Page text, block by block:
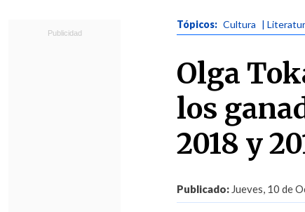
Tópicos: Cultura |
Olga
los
2018 y
Publicado: Jueves, 10 de